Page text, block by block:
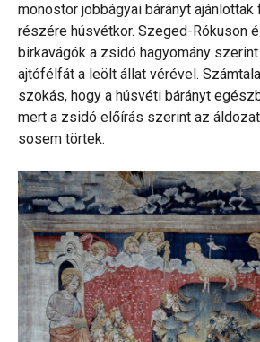
monostor jobbágyai bárányt
részére húsvétkor. Szeged-Rókuson
birkavágók a zsidó hagyomány
ajtófélfát a leölt állat vérével.
szokás, hogy a húsvéti bárányt
mert a zsidó előírás szerint az
sosem törtek.